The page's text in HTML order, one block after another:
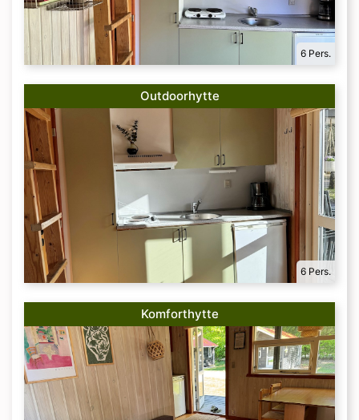
6 Pers.
Outdoorhytte
6 Pers.
Komforthytte